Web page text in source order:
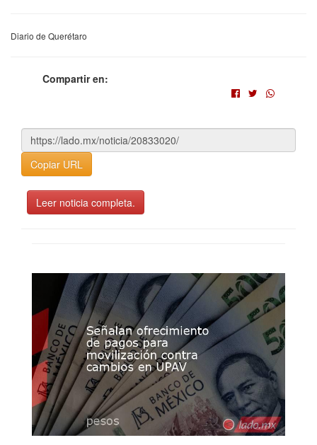
Diario de Querétaro
Compartir en:
Copiar URL
Leer noticia completa.